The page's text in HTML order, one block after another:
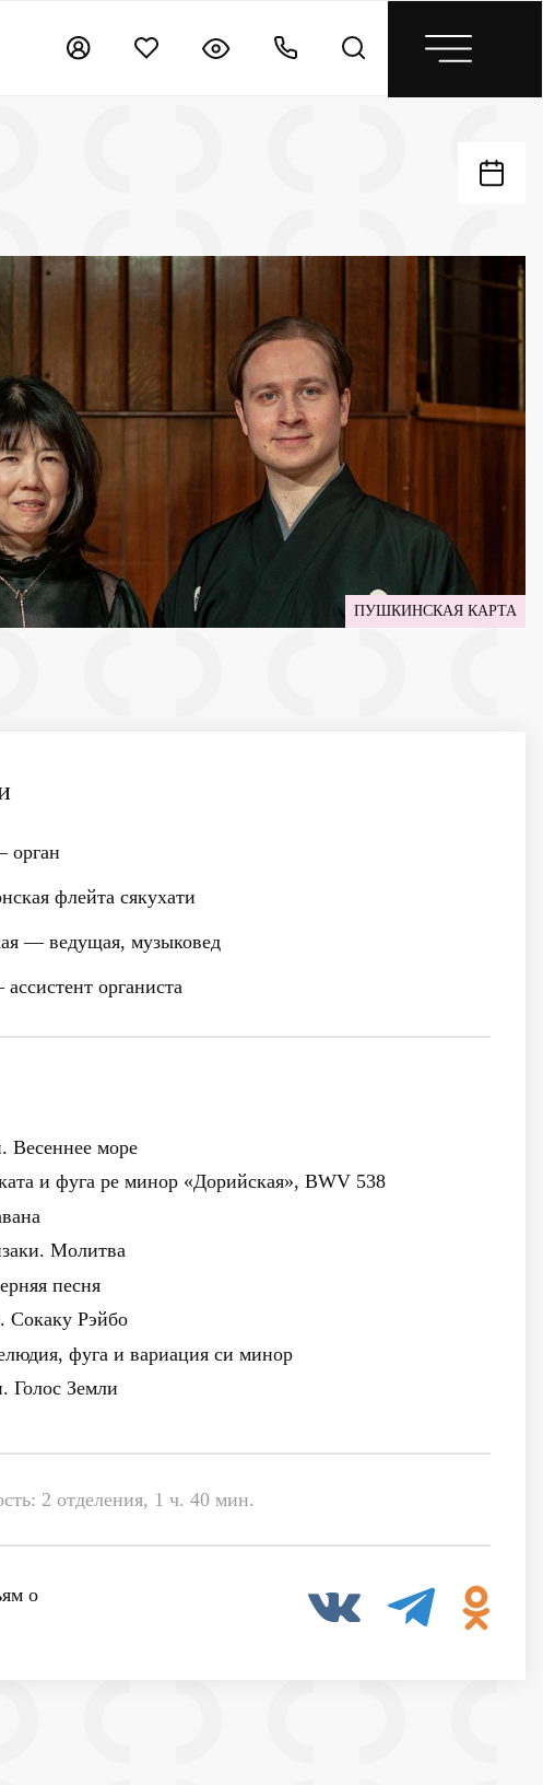
ПУШКИНСКАЯ КАРТА
флейта сякухати
— ведущая, музыковед
органиста
море
и фуга ре минор «Дорийская», BWV 538
Молитва
песня
Рэйбо
фуга и вариация си минор
Голос Земли
2 отделения, 1 ч. 40 мин.
о